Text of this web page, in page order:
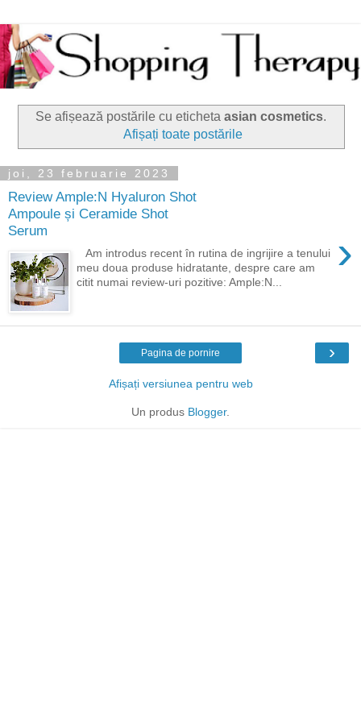
Se afișează postările cu eticheta asian cosmetics.
Afișați toate postările
joi, 23 februarie 2023
Review Ample:N Hyaluron Shot
Ampoule și Ceramide Shot
Serum
›
Am introdus recent în rutina de ingrijire a tenului
meu doua produse hidratante, despre care am
citit numai review-uri pozitive: Ample:N...
›
Pagina de pornire
Afișați versiunea pentru web
Un produs Blogger.